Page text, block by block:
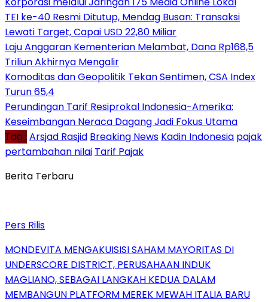
TEI ke-40 Resmi Ditutup, Mendag Busan: Transaksi
Lewati Target, Capai USD 22,80 Miliar
Laju Anggaran Kementerian Melambat, Dana Rp168,5
Triliun Akhirnya Mengalir
Komoditas dan Geopolitik Tekan Sentimen, CSA Index
Turun 65,4
Perundingan Tarif Resiprokal Indonesia-Amerika:
Keseimbangan Neraca Dagang Jadi Fokus Utama
Tag : Arsjad Rasjid Breaking News Kadin Indonesia pajak
pertambahan nilai Tarif Pajak
Berita Terbaru
Pers Rilis
MONDEVITA MENGAKUISISI SAHAM MAYORITAS DI
UNDERSCORE DISTRICT, PERUSAHAAN INDUK
MAGLIANO, SEBAGAI LANGKAH KEDUA DALAM
MEMBANGUN PLATFORM MEREK MEWAH ITALIA BARU